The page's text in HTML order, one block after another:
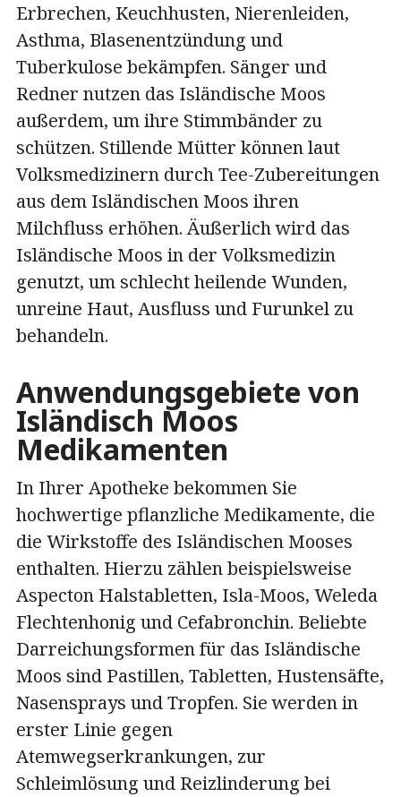
Erbrechen, Keuchhusten, Nierenleiden,
Asthma, Blasenentzündung und
Tuberkulose bekämpfen. Sänger und
Redner nutzen das Isländische Moos
außerdem, um ihre Stimmbänder zu
schützen. Stillende Mütter können laut
Volksmedizinern durch Tee-Zubereitungen
aus dem Isländischen Moos ihren
Milchfluss erhöhen. Äußerlich wird das
Isländische Moos in der Volksmedizin
genutzt, um schlecht heilende Wunden,
unreine Haut, Ausfluss und Furunkel zu
behandeln.
Anwendungsgebiete von
Isländisch Moos
Medikamenten
In Ihrer Apotheke bekommen Sie
hochwertige pflanzliche Medikamente, die
die Wirkstoffe des Isländischen Mooses
enthalten. Hierzu zählen beispielsweise
Aspecton Halstabletten, Isla-Moos, Weleda
Flechtenhonig und Cefabronchin. Beliebte
Darreichungsformen für das Isländische
Moos sind Pastillen, Tabletten, Hustensäfte,
Nasensprays und Tropfen. Sie werden in
erster Linie gegen
Atemwegserkrankungen, zur
Schleimlösung und Reizlinderung bei